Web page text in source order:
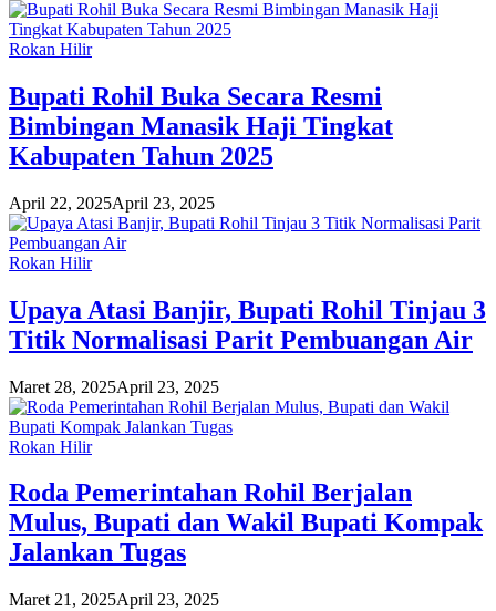
Rokan Hilir
Bupati Rohil Buka Secara Resmi
Bimbingan Manasik Haji Tingkat
Kabupaten Tahun 2025
April 22, 2025April 23, 2025
Rokan Hilir
Upaya Atasi Banjir, Bupati Rohil Tinjau 3
Titik Normalisasi Parit Pembuangan Air
Maret 28, 2025April 23, 2025
Rokan Hilir
Roda Pemerintahan Rohil Berjalan
Mulus, Bupati dan Wakil Bupati Kompak
Jalankan Tugas
Maret 21, 2025April 23, 2025